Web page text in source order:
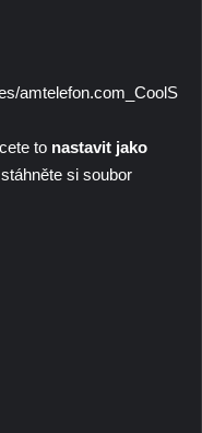
amtelefon.com_CoolS
to nastavit jako
si soubor